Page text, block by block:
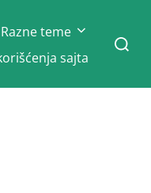
Razne teme
sajta
Search
for: